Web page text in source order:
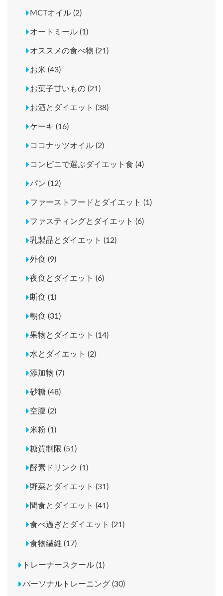
MCTオイル (2)
オートミール (1)
オススメの食べ物 (21)
お米 (43)
お菓子甘いもの (21)
お酒とダイエット (38)
ケーキ (16)
ココナッツオイル (2)
コンビニで選ぶダイエット食 (4)
パン (12)
ファーストフードとダイエット (1)
ファスティングとダイエット (6)
乳製品とダイエット (12)
外食 (9)
夜食とダイエット (6)
断食 (1)
朝食 (31)
果物とダイエット (14)
水とダイエット (2)
添加物 (7)
砂糖 (48)
空腹 (2)
米粉 (1)
糖質制限 (51)
酵素ドリンク (1)
野菜とダイエット (31)
間食とダイエット (41)
食べ過ぎとダイエット (21)
食物繊維 (17)
トレーナースクール (1)
パーソナルトレーニング (30)